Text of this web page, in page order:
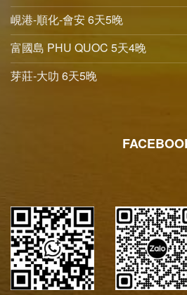
峴港-順化-會安 6天5晚
富國島 PHU QUOC 5天4晚
芽莊-大叻 6天5晚